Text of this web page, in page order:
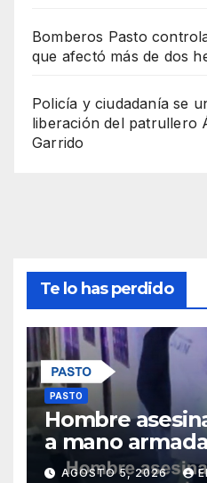
Bomberos Pasto
que afectó más de dos
Policía y ciudadanía se
liberación del patrullero
Garrido
Te lo has perdido
PASTO
Hombre
a mano
salida al norte
AGOSTO 5, 2026